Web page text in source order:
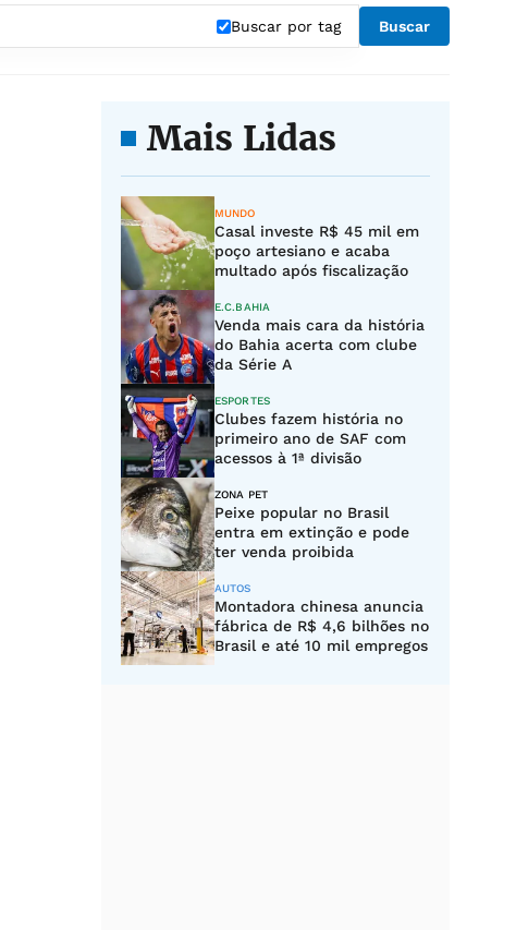
Buscar por tag Buscar
Mais Lidas
MUNDO
Casal investe R$ 45 mil em
poço artesiano e acaba
multado após fiscalização
E.C.BAHIA
Venda mais cara da história
do Bahia acerta com clube
da Série A
ESPORTES
Clubes fazem história no
primeiro ano de SAF com
acessos à 1ª divisão
ZONA PET
Peixe popular no Brasil
entra em extinção e pode
ter venda proibida
AUTOS
Montadora chinesa anuncia
fábrica de R$ 4,6 bilhões no
Brasil e até 10 mil empregos